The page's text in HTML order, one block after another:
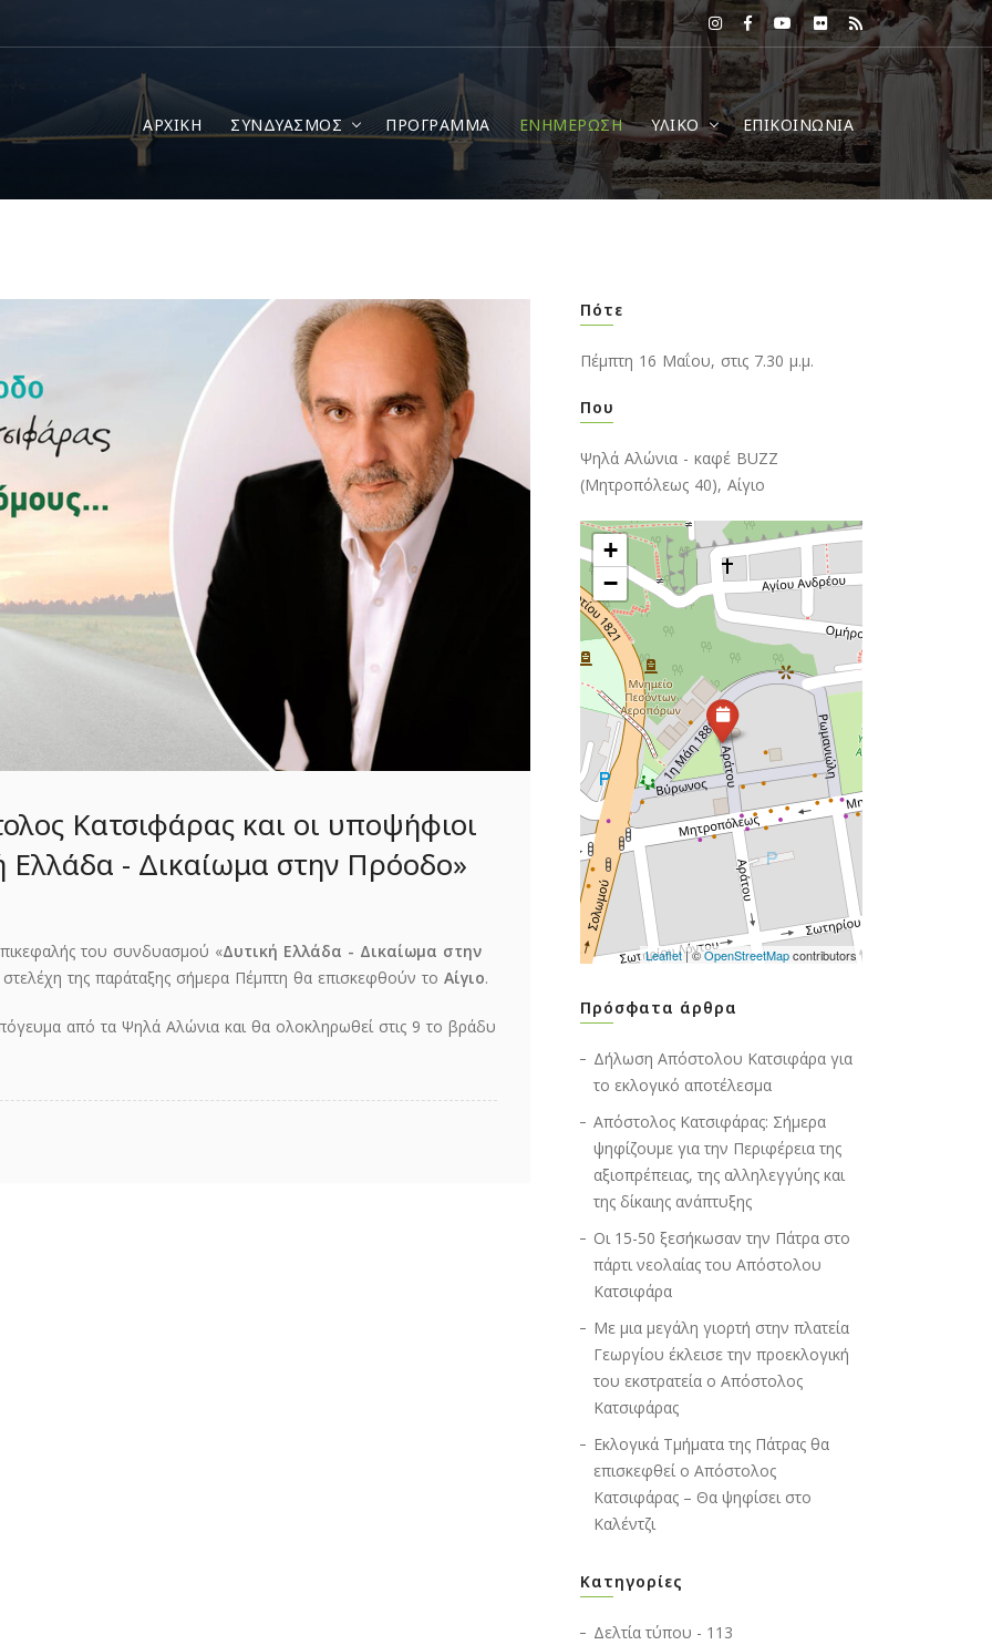
ΑΡΧΙΚΗ ΣΥΝΔΥΑΣΜΟΣ ΠΡΟΓΡΑΜΜΑ ΕΝΗΜΕΡΩΣΗ ΥΛΙΚΟ ΕΠΙΚΟΙΝΩΝΙΑ
Κατσιφάρας και οι υποψήφιοι
Ελλάδα - Δικαίωμα στην Πρόοδο»
του συνδυασμού «Δυτική Ελλάδα - Δικαίωμα στην
στελέχη της παράταξης σήμερα Πέμπτη θα επισκεφθούν το Αίγιο.
από τα Ψηλά Αλώνια και θα ολοκληρωθεί στις 9 το βράδυ
Πότε
Πέμπτη 16 Μαΐου, στις 7.30 μ.μ.
Που
Ψηλά Αλώνια - καφέ ΒUZZ
(Μητροπόλεως 40), Αίγιο
+
−
Leaflet| ©OpenStreetMapcontributors
Πρόσφατα άρθρα
Δήλωση Απόστολου Κατσιφάρα για
το εκλογικό αποτέλεσμα
Απόστολος Κατσιφάρας: Σήμερα
ψηφίζουμε για την Περιφέρεια της
αξιοπρέπειας, της αλληλεγγύης και
της δίκαιης ανάπτυξης
Οι 15-50 ξεσήκωσαν την Πάτρα στο
πάρτι νεολαίας του Απόστολου
Κατσιφάρα
Με μια μεγάλη γιορτή στην πλατεία
Γεωργίου έκλεισε την προεκλογική
του εκστρατεία ο Απόστολος
Κατσιφάρας
Εκλογικά Τμήματα της Πάτρας θα
επισκεφθεί ο Απόστολος
Κατσιφάρας – Θα ψηφίσει στο
Καλέντζι
Κατηγορίες
Δελτία τύπου - 113